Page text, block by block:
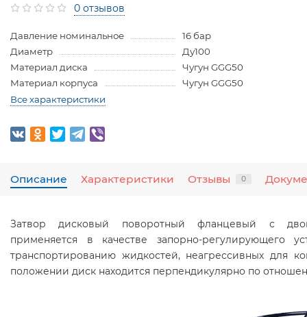
0 отзывов
Давление номинальное
16 бар
Диаметр
Ду100
Материал диска
Чугун GGG50
Материал корпуса
Чугун GGG50
Все характеристики
Описание Характеристики Отзывы 0
Зaтвор дисковый поворотный фланцевый с
применяется в качестве запорно-регулирующего
транспортированию жидкостей, неагрессивных для
положении диск находится перпендикулярно по